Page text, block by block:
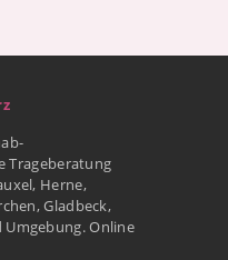
Trageberatung
Herne,
Gladbeck,
Online